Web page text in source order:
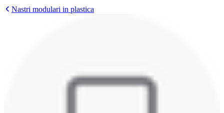
Nastri modulari in plastica